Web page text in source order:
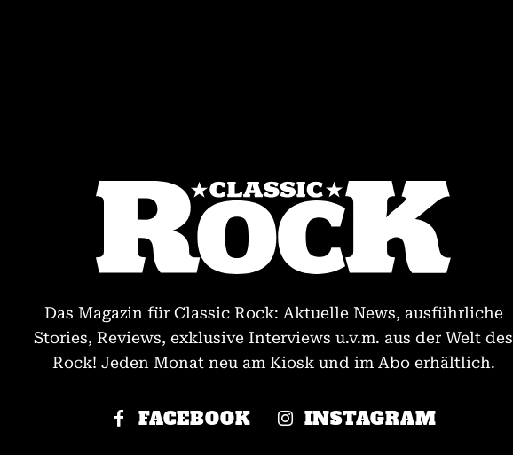
Das Magazin für Classic Rock: Aktuelle News, ausführliche
Stories, Reviews, exklusive Interviews u.v.m. aus der Welt des
Rock! Jeden Monat neu am Kiosk und im Abo erhältlich.
FACEBOOK INSTAGRAM